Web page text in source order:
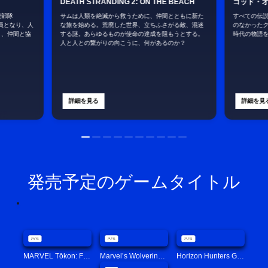
DEATH STRANDING 2: ON THE BEACH
サムは人類を絶滅から救うために、仲間とともに新た
な旅を始める。荒廃した世界、立ちふさがる敵、混迷
する謎。あらゆるものが使命の達成を阻もうとする。
人と人との繋がりの向こうに、何があるのか？
詳細を見る
ゴッド・
すべての伝
のなかった
時代の物語
詳細を見
部隊
となり、人
仲間と協
発売予定のゲームタイトル
MARVEL Tōkon: Fighting Souls Marvel’s Wolverine (English, Simplified Chinese, Traditional Chinese, Korean, Thai) Horizon Hunters Gathering